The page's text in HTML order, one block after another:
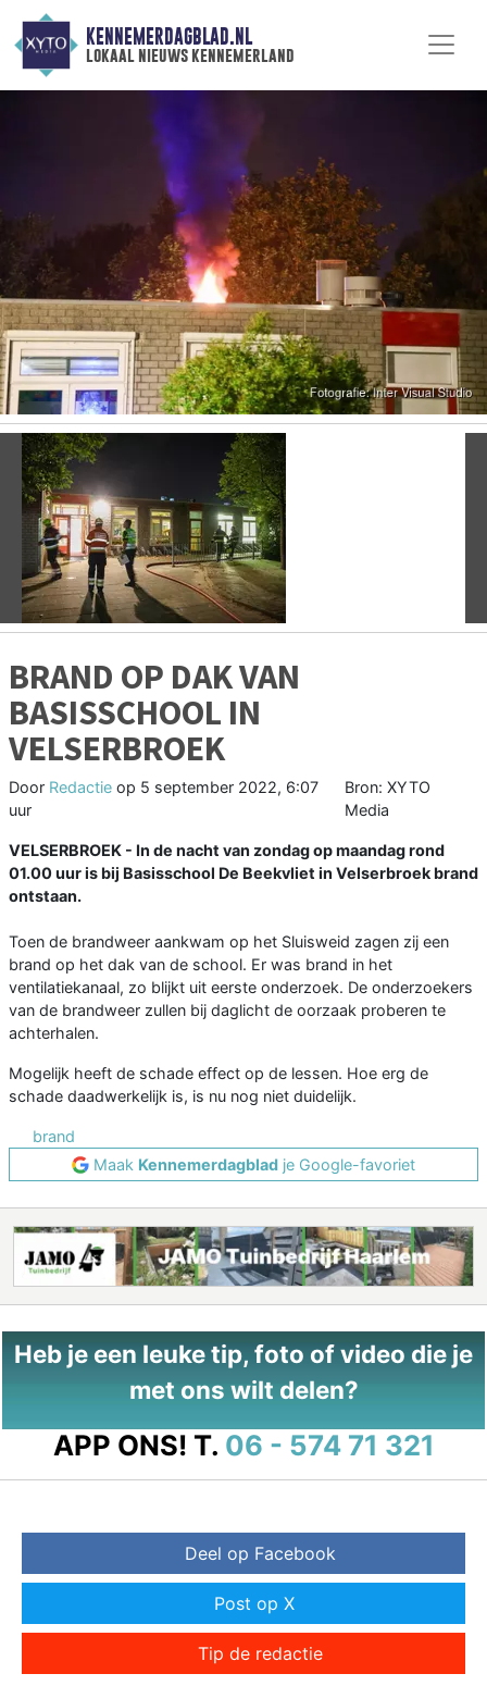
KENNEMERDAGBLAD.NL
lokaal nieuws kennemerland
Vorige
BRAND OP DAK VAN
BASISSCHOOL IN
VELSERBROEK
Door Redactie op 5 september 2022, 6:07
uur
Bron: XYTO
Media
VELSERBROEK - In de nacht van zondag op maandag rond
01.00 uur is bij Basisschool De Beekvliet in Velserbroek brand
ontstaan.
Toen de brandweer aankwam op het Sluisweid zagen zij een
brand op het dak van de school. Er was brand in het
ventilatiekanaal, zo blijkt uit eerste onderzoek. De onderzoekers
van de brandweer zullen bij daglicht de oorzaak proberen te
achterhalen.
Mogelijk heeft de schade effect op de lessen. Hoe erg de
schade daadwerkelijk is, is nu nog niet duidelijk.
brand
Maak Kennemerdagblad je Google-favoriet
Heb je een leuke tip, foto of video die je
met ons wilt delen?
APP ONS! T. 06 - 574 71 321
Deel op Facebook
Post op X
Tip de redactie